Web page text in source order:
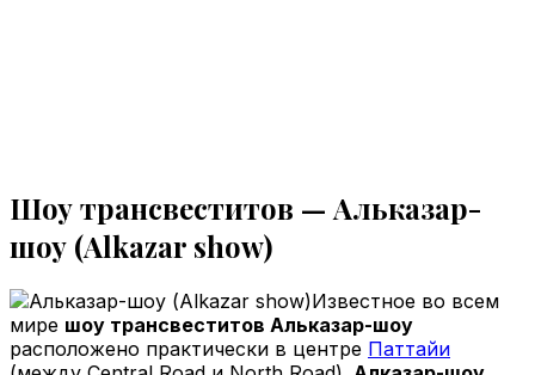
Шоу трансвеститов — Альказар-
шоу (Alkazar show)
Известное во всем
мире шоу трансвеститов Альказар-шоу
расположено практически в центре Паттайи